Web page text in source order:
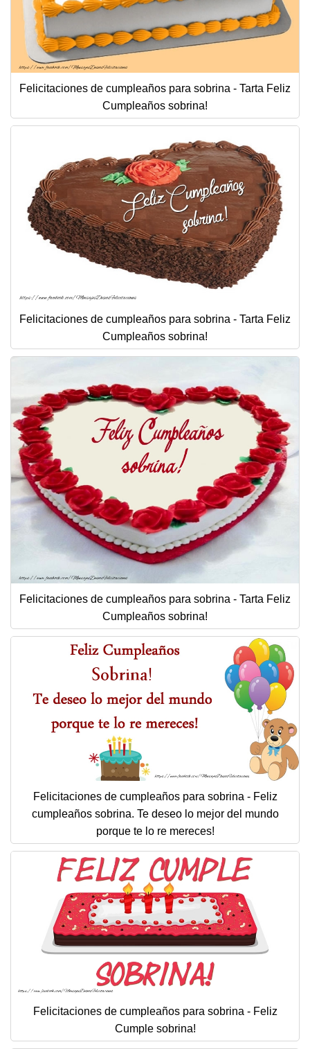
Felicitaciones de cumpleaños para sobrina - Tarta Feliz
Cumpleaños sobrina!
Felicitaciones de cumpleaños para sobrina - Tarta Feliz
Cumpleaños sobrina!
Felicitaciones de cumpleaños para sobrina - Tarta Feliz
Cumpleaños sobrina!
Felicitaciones de cumpleaños para sobrina - Feliz
cumpleaños sobrina. Te deseo lo mejor del mundo
porque te lo re mereces!
Felicitaciones de cumpleaños para sobrina - Feliz
Cumple sobrina!